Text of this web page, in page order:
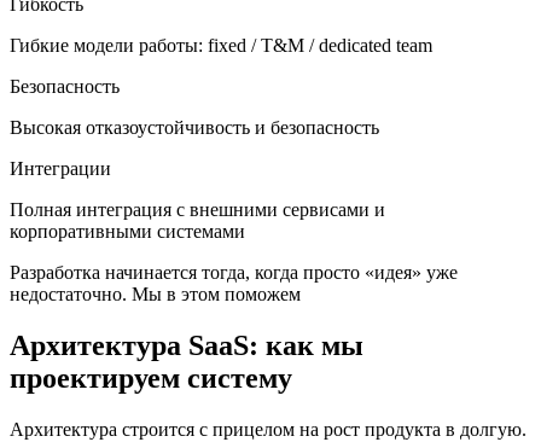
Гибкость
Гибкие модели работы: fixed / T&M / dedicated team
Безопасность
Высокая отказоустойчивость и безопасность
Интеграции
Полная интеграция с внешними сервисами и
корпоративными системами
Разработка начинается тогда, когда просто «идея» уже
недостаточно. Мы в этом поможем
Архитектура SaaS: как мы
проектируем систему
Архитектура строится с прицелом на рост продукта в долгую.